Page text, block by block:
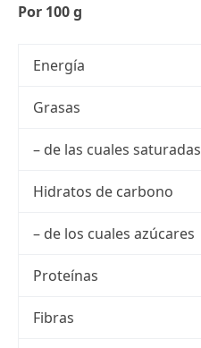
Por 100 g
Energía
Grasas
– de las cuales saturadas
Hidratos de carbono
– de los cuales azúcares
Proteínas
Fibras